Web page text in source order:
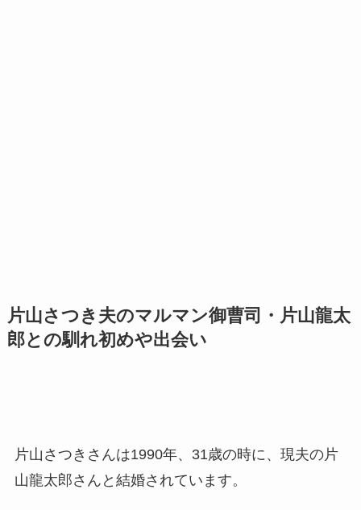
片山さつき夫のマルマン御曹司・片山龍太
郎との馴れ初めや出会い
片山さつきさんは1990年、31歳の時に、現夫の片
山龍太郎さんと結婚されています。